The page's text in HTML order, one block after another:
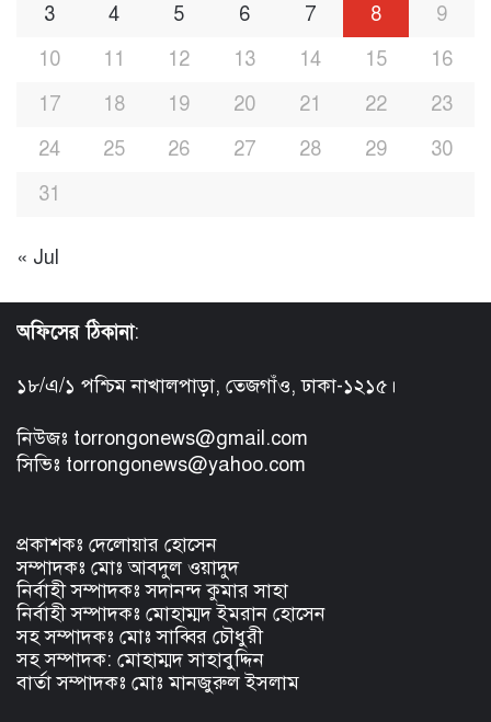
3
4 5 6 7 8
9
10
11 12 13 14 15
16
17
18 19 20 21 22
23
24
25 26 27 28 29
30
31
« Jul
অফিসের ঠিকানা:
১৮/এ/১ পশ্চিম নাখালপাড়া, তেজগাঁও, ঢাকা-১২১৫।
নিউজঃ torrongonews@gmail.com
সিভিঃ torrongonews@yahoo.com
প্রকাশকঃ দেলোয়ার হোসেন
সম্পাদকঃ মোঃ আবদুল ওয়াদুদ
নির্বাহী সম্পাদকঃ সদানন্দ কুমার সাহা
নির্বাহী সম্পাদকঃ মোহাম্মদ ইমরান হোসেন
সহ সম্পাদকঃ মোঃ সাব্বির চৌধুরী
সহ সম্পাদক: মোহাম্মদ সাহাবুদ্দিন
বার্তা সম্পাদকঃ মোঃ মানজুরুল ইসলাম